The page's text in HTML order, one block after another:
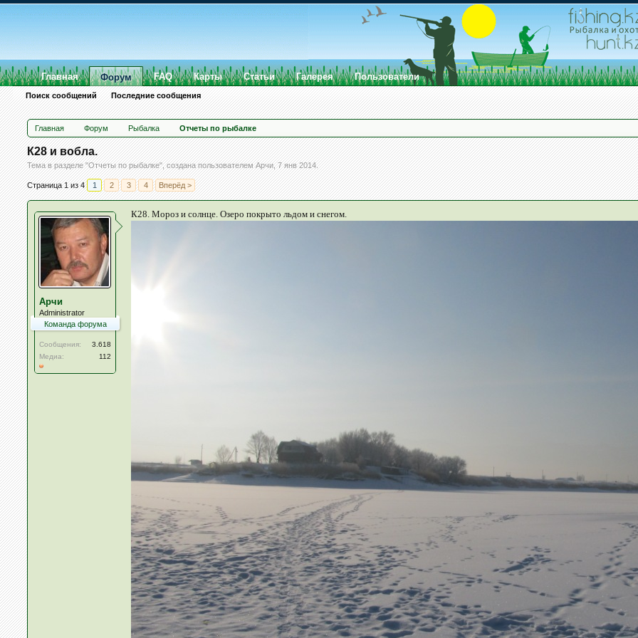
Главная Форум Рыбалка Отчеты по рыбалке
К28 и вобла.
Тема в разделе "Отчеты по рыбалке", создана пользователемАрчи,7 янв 2014.
Страница 1 из 4 1 2 3 4 Вперёд >
Арчи
Administrator
Команда форума
Сообщения:
3.618
Медиа:
112
К28. Мороз и солнце. Озеро покрыто льдом и снегом.
Главная Форум
Поиск сообщений Последние сообщения
FAQ Карты Статьи Галерея Пользователи